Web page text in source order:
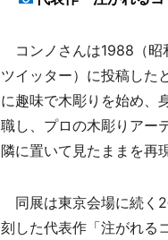
コンノさんは1988（昭
ツイッター）に投稿した
に趣味で木彫りを始め、
職し、プロの木彫りアー
隣に置いて見たままを再
同展は東京会場に続く
刻した代表作「注がれる